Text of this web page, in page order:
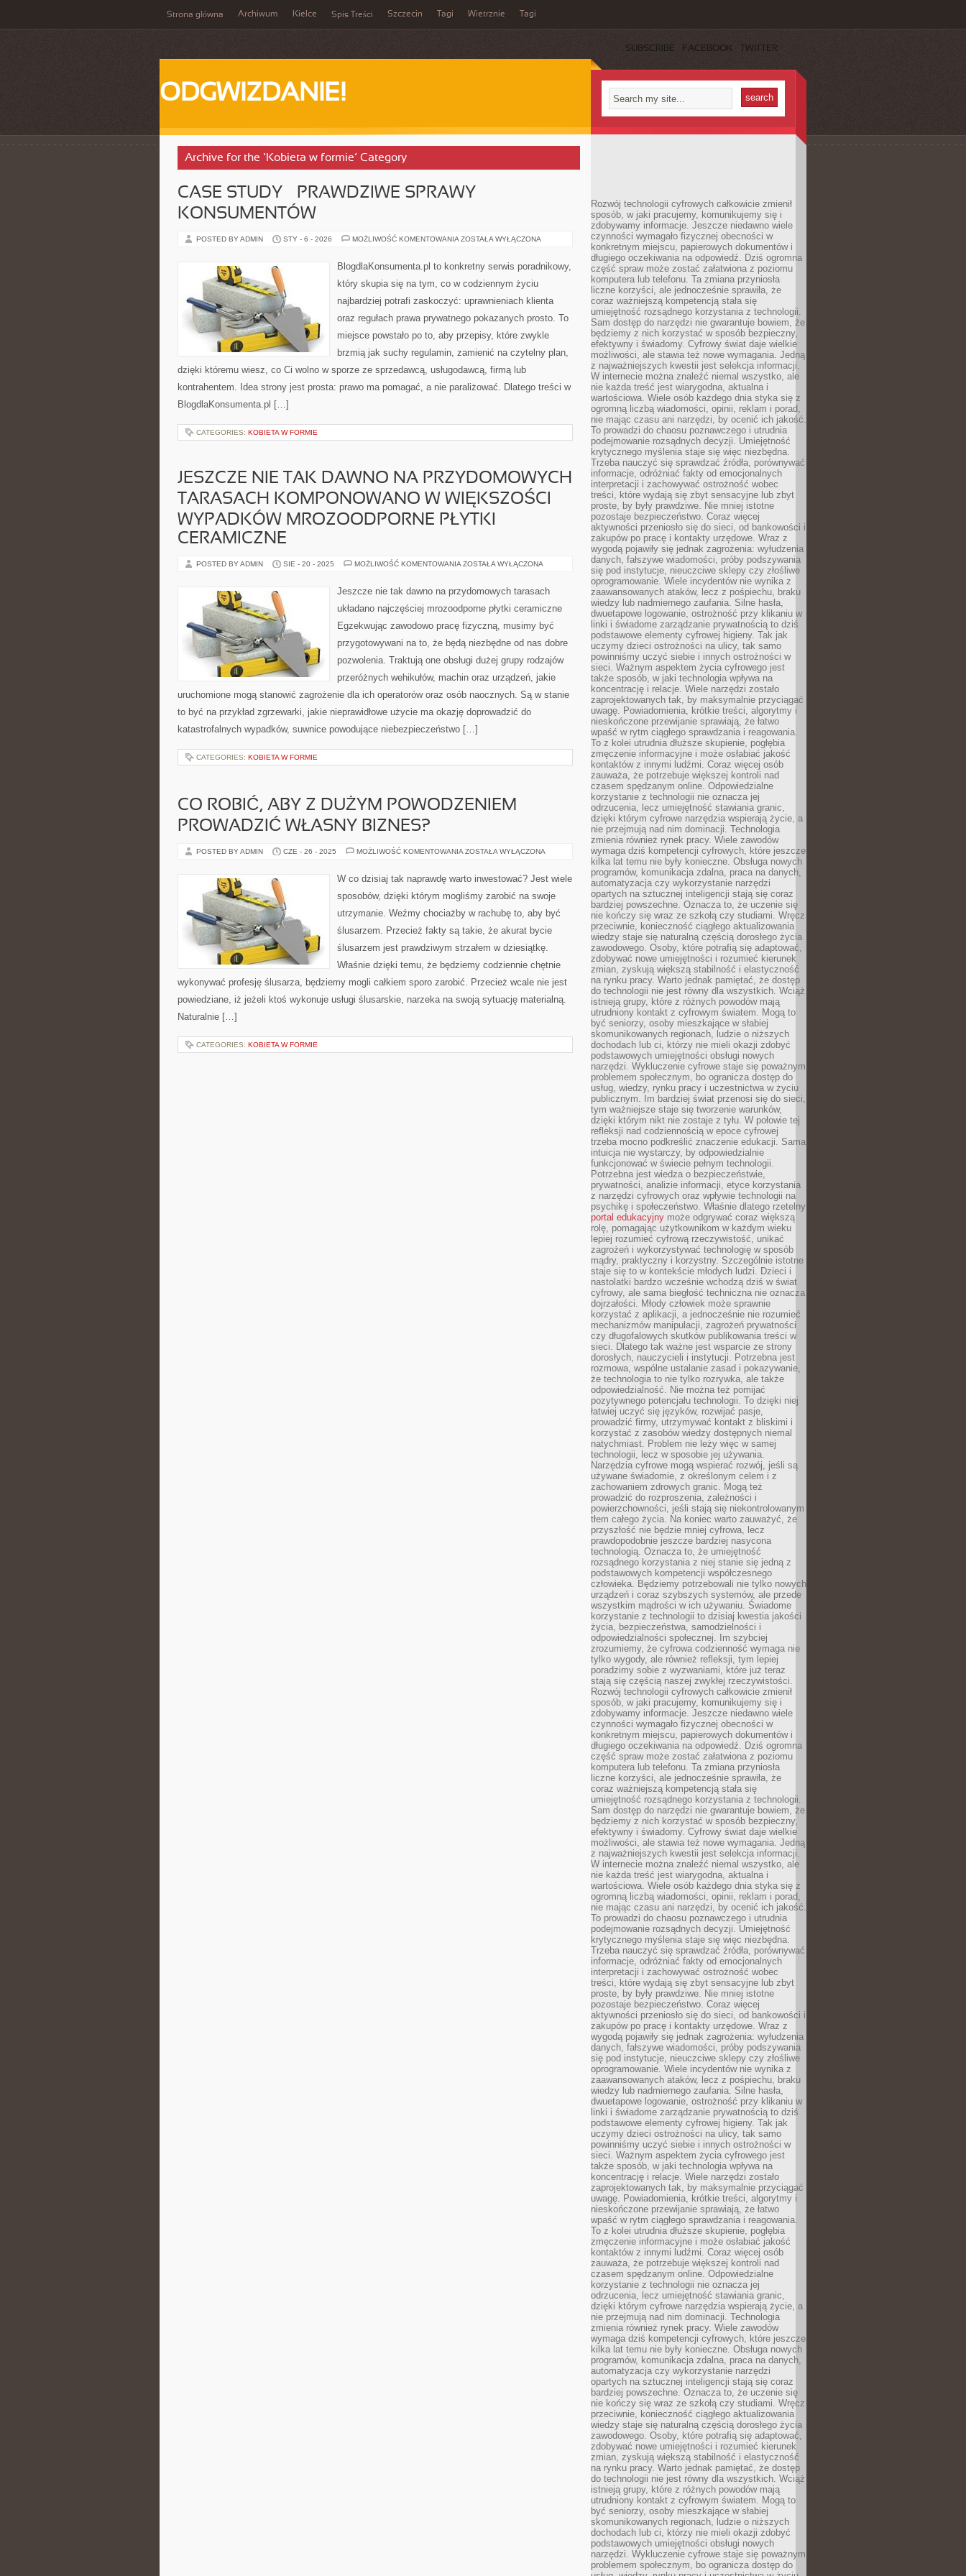
Strona główna Archiwum Kielce Spis Treści Szczecin Tagi Wietrznie Tagi
SUBSCRIBE FACEBOOK TWITTER
ODGWIZDANIE!
Archive for the ‘Kobieta w formie’ Category
CASE STUDY – PRAWDZIWE SPRAWY
KONSUMENTÓW
POSTED BY ADMIN STY - 6 - 2026 MOŻLIWOŚĆ KOMENTOWANIA CASE
PRAWDZIWE
SPRAWY
ZOSTAŁA WYŁĄCZONA
BlogdlaKonsumenta.pl to konkretny serwis poradnikowy,
który skupia się na tym, co w codziennym życiu
najbardziej potrafi zaskoczyć: uprawnieniach klienta
oraz regułach prawa prywatnego pokazanych prosto. To
miejsce powstało po to, aby przepisy, które zwykle
brzmią jak suchy regulamin, zamienić na czytelny plan,
dzięki któremu wiesz, co Ci wolno w sporze ze sprzedawcą, usługodawcą, firmą lub
kontrahentem. Idea strony jest prosta: prawo ma pomagać, a nie paraliżować. Dlatego treści w
BlogdlaKonsumenta.pl […]
CATEGORIES: KOBIETA W FORMIE
JESZCZE NIE TAK DAWNO NA PRZYDOMOWYCH
TARASACH KOMPONOWANO W WIĘKSZOŚCI
WYPADKÓW MROZOODPORNE PŁYTKI
CERAMICZNE
POSTED BY ADMIN SIE - 20 - 2025 MOŻLIWOŚĆ KOMENTOWANIA JESZCZE
DAWNO
NA
TARASACH
W
WYPADKÓW
MROZOODPORNE
PŁYTKI
CERAMICZNE
ZOSTAŁA WYŁĄCZONA
Jeszcze nie tak dawno na przydomowych tarasach
układano najczęściej mrozoodporne płytki ceramiczne
Egzekwując zawodowo pracę fizyczną, musimy być
przygotowywani na to, że będą niezbędne od nas dobre
pozwolenia. Traktują one obsługi dużej grupy rodzajów
przeróżnych wehikułów, machin oraz urządzeń, jakie
uruchomione mogą stanowić zagrożenie dla ich operatorów oraz osób naocznych. Są w stanie
to być na przykład zgrzewarki, jakie nieprawidłowe użycie ma okazję doprowadzić do
katastrofalnych wypadków, suwnice powodujące niebezpieczeństwo […]
CATEGORIES: KOBIETA W FORMIE
CO ROBIĆ, ABY Z DUŻYM POWODZENIEM
PROWADZIĆ WŁASNY BIZNES?
POSTED BY ADMIN CZE - 26 - 2025 MOŻLIWOŚĆ KOMENTOWANIA CO
Z
DUŻYM
PROWADZIĆ
BIZNES?
ZOSTAŁA WYŁĄCZONA
W co dzisiaj tak naprawdę warto inwestować? Jest wiele
sposobów, dzięki którym mogliśmy zarobić na swoje
utrzymanie. Weźmy chociażby w rachubę to, aby być
ślusarzem. Przecież fakty są takie, że akurat bycie
ślusarzem jest prawdziwym strzałem w dziesiątkę.
Właśnie dzięki temu, że będziemy codziennie chętnie
wykonywać profesję ślusarza, będziemy mogli całkiem sporo zarobić. Przecież wcale nie jest
powiedziane, iż jeżeli ktoś wykonuje usługi ślusarskie, narzeka na swoją sytuację materialną.
Naturalnie […]
CATEGORIES: KOBIETA W FORMIE
Rozwój technologii cyfrowych całkowicie zmienił
sposób, w jaki pracujemy, komunikujemy się i
zdobywamy informacje. Jeszcze niedawno wiele
czynności wymagało fizycznej obecności w
konkretnym miejscu, papierowych dokumentów i
długiego oczekiwania na odpowiedź. Dziś ogromna
część spraw może zostać załatwiona z poziomu
komputera lub telefonu. Ta zmiana przyniosła
liczne korzyści, ale jednocześnie sprawiła, że
coraz ważniejszą kompetencją stała się
umiejętność rozsądnego korzystania z technologii.
Sam dostęp do narzędzi nie gwarantuje bowiem, że
będziemy z nich korzystać w sposób bezpieczny,
efektywny i świadomy. Cyfrowy świat daje wielkie
możliwości, ale stawia też nowe wymagania. Jedną
z najważniejszych kwestii jest selekcja informacji.
W internecie można znaleźć niemal wszystko, ale
nie każda treść jest wiarygodna, aktualna i
wartościowa. Wiele osób każdego dnia styka się z
ogromną liczbą wiadomości, opinii, reklam i porad,
nie mając czasu ani narzędzi, by ocenić ich jakość.
To prowadzi do chaosu poznawczego i utrudnia
podejmowanie rozsądnych decyzji. Umiejętność
krytycznego myślenia staje się więc niezbędna.
Trzeba nauczyć się sprawdzać źródła, porównywać
informacje, odróżniać fakty od emocjonalnych
interpretacji i zachowywać ostrożność wobec
treści, które wydają się zbyt sensacyjne lub zbyt
proste, by były prawdziwe. Nie mniej istotne
pozostaje bezpieczeństwo. Coraz więcej
aktywności przeniosło się do sieci, od bankowości i
zakupów po pracę i kontakty urzędowe. Wraz z
wygodą pojawiły się jednak zagrożenia: wyłudzenia
danych, fałszywe wiadomości, próby podszywania
się pod instytucje, nieuczciwe sklepy czy złośliwe
oprogramowanie. Wiele incydentów nie wynika z
zaawansowanych ataków, lecz z pośpiechu, braku
wiedzy lub nadmiernego zaufania. Silne hasła,
dwuetapowe logowanie, ostrożność przy klikaniu w
linki i świadome zarządzanie prywatnością to dziś
podstawowe elementy cyfrowej higieny. Tak jak
uczymy dzieci ostrożności na ulicy, tak samo
powinniśmy uczyć siebie i innych ostrożności w
sieci. Ważnym aspektem życia cyfrowego jest
także sposób, w jaki technologia wpływa na
koncentrację i relacje. Wiele narzędzi zostało
zaprojektowanych tak, by maksymalnie przyciągać
uwagę. Powiadomienia, krótkie treści, algorytmy i
nieskończone przewijanie sprawiają, że łatwo
wpaść w rytm ciągłego sprawdzania i reagowania.
To z kolei utrudnia dłuższe skupienie, pogłębia
zmęczenie informacyjne i może osłabiać jakość
kontaktów z innymi ludźmi. Coraz więcej osób
zauważa, że potrzebuje większej kontroli nad
czasem spędzanym online. Odpowiedzialne
korzystanie z technologii nie oznacza jej
odrzucenia, lecz umiejętność stawiania granic,
dzięki którym cyfrowe narzędzia wspierają życie, a
nie przejmują nad nim dominacji. Technologia
zmienia również rynek pracy. Wiele zawodów
wymaga dziś kompetencji cyfrowych, które jeszcze
kilka lat temu nie były konieczne. Obsługa nowych
programów, komunikacja zdalna, praca na danych,
automatyzacja czy wykorzystanie narzędzi
opartych na sztucznej inteligencji stają się coraz
bardziej powszechne. Oznacza to, że uczenie się
nie kończy się wraz ze szkołą czy studiami. Wręcz
przeciwnie, konieczność ciągłego aktualizowania
wiedzy staje się naturalną częścią dorosłego życia
zawodowego. Osoby, które potrafią się adaptować,
zdobywać nowe umiejętności i rozumieć kierunek
zmian, zyskują większą stabilność i elastyczność
na rynku pracy. Warto jednak pamiętać, że dostęp
do technologii nie jest równy dla wszystkich. Wciąż
istnieją grupy, które z różnych powodów mają
utrudniony kontakt z cyfrowym światem. Mogą to
być seniorzy, osoby mieszkające w słabiej
skomunikowanych regionach, ludzie o niższych
dochodach lub ci, którzy nie mieli okazji zdobyć
podstawowych umiejętności obsługi nowych
narzędzi. Wykluczenie cyfrowe staje się poważnym
problemem społecznym, bo ogranicza dostęp do
usług, wiedzy, rynku pracy i uczestnictwa w życiu
publicznym. Im bardziej świat przenosi się do sieci,
tym ważniejsze staje się tworzenie warunków,
dzięki którym nikt nie zostaje z tyłu. W połowie tej
refleksji nad codziennością w epoce cyfrowej
trzeba mocno podkreślić znaczenie edukacji. Sama
intuicja nie wystarczy, by odpowiedzialnie
funkcjonować w świecie pełnym technologii.
Potrzebna jest wiedza o bezpieczeństwie,
prywatności, analizie informacji, etyce korzystania
z narzędzi cyfrowych oraz wpływie technologii na
psychikę i społeczeństwo. Właśnie dlatego rzetelny
portal edukacyjny może odgrywać coraz większą
rolę, pomagając użytkownikom w każdym wieku
lepiej rozumieć cyfrową rzeczywistość, unikać
zagrożeń i wykorzystywać technologię w sposób
mądry, praktyczny i korzystny. Szczególnie istotne
staje się to w kontekście młodych ludzi. Dzieci i
nastolatki bardzo wcześnie wchodzą dziś w świat
cyfrowy, ale sama biegłość techniczna nie oznacza
dojrzałości. Młody człowiek może sprawnie
korzystać z aplikacji, a jednocześnie nie rozumieć
mechanizmów manipulacji, zagrożeń prywatności
czy długofalowych skutków publikowania treści w
sieci. Dlatego tak ważne jest wsparcie ze strony
dorosłych, nauczycieli i instytucji. Potrzebna jest
rozmowa, wspólne ustalanie zasad i pokazywanie,
że technologia to nie tylko rozrywka, ale także
odpowiedzialność. Nie można też pomijać
pozytywnego potencjału technologii. To dzięki niej
łatwiej uczyć się języków, rozwijać pasje,
prowadzić firmy, utrzymywać kontakt z bliskimi i
korzystać z zasobów wiedzy dostępnych niemal
natychmiast. Problem nie leży więc w samej
technologii, lecz w sposobie jej używania.
Narzędzia cyfrowe mogą wspierać rozwój, jeśli są
używane świadomie, z określonym celem i z
zachowaniem zdrowych granic. Mogą też
prowadzić do rozproszenia, zależności i
powierzchowności, jeśli stają się niekontrolowanym
tłem całego życia. Na koniec warto zauważyć, że
przyszłość nie będzie mniej cyfrowa, lecz
prawdopodobnie jeszcze bardziej nasycona
technologią. Oznacza to, że umiejętność
rozsądnego korzystania z niej stanie się jedną z
podstawowych kompetencji współczesnego
człowieka. Będziemy potrzebowali nie tylko nowych
urządzeń i coraz szybszych systemów, ale przede
wszystkim mądrości w ich używaniu. Świadome
korzystanie z technologii to dzisiaj kwestia jakości
życia, bezpieczeństwa, samodzielności i
odpowiedzialności społecznej. Im szybciej
zrozumiemy, że cyfrowa codzienność wymaga nie
tylko wygody, ale również refleksji, tym lepiej
poradzimy sobie z wyzwaniami, które już teraz
stają się częścią naszej zwykłej rzeczywistości.
Rozwój technologii cyfrowych całkowicie zmienił
sposób, w jaki pracujemy, komunikujemy się i
zdobywamy informacje. Jeszcze niedawno wiele
czynności wymagało fizycznej obecności w
konkretnym miejscu, papierowych dokumentów i
długiego oczekiwania na odpowiedź. Dziś ogromna
część spraw może zostać załatwiona z poziomu
komputera lub telefonu. Ta zmiana przyniosła
liczne korzyści, ale jednocześnie sprawiła, że
coraz ważniejszą kompetencją stała się
umiejętność rozsądnego korzystania z technologii.
Sam dostęp do narzędzi nie gwarantuje bowiem, że
będziemy z nich korzystać w sposób bezpieczny,
efektywny i świadomy. Cyfrowy świat daje wielkie
możliwości, ale stawia też nowe wymagania. Jedną
z najważniejszych kwestii jest selekcja informacji.
W internecie można znaleźć niemal wszystko, ale
nie każda treść jest wiarygodna, aktualna i
wartościowa. Wiele osób każdego dnia styka się z
ogromną liczbą wiadomości, opinii, reklam i porad,
nie mając czasu ani narzędzi, by ocenić ich jakość.
To prowadzi do chaosu poznawczego i utrudnia
podejmowanie rozsądnych decyzji. Umiejętność
krytycznego myślenia staje się więc niezbędna.
Trzeba nauczyć się sprawdzać źródła, porównywać
informacje, odróżniać fakty od emocjonalnych
interpretacji i zachowywać ostrożność wobec
treści, które wydają się zbyt sensacyjne lub zbyt
proste, by były prawdziwe. Nie mniej istotne
pozostaje bezpieczeństwo. Coraz więcej
aktywności przeniosło się do sieci, od bankowości i
zakupów po pracę i kontakty urzędowe. Wraz z
wygodą pojawiły się jednak zagrożenia: wyłudzenia
danych, fałszywe wiadomości, próby podszywania
się pod instytucje, nieuczciwe sklepy czy złośliwe
oprogramowanie. Wiele incydentów nie wynika z
zaawansowanych ataków, lecz z pośpiechu, braku
wiedzy lub nadmiernego zaufania. Silne hasła,
dwuetapowe logowanie, ostrożność przy klikaniu w
linki i świadome zarządzanie prywatnością to dziś
podstawowe elementy cyfrowej higieny. Tak jak
uczymy dzieci ostrożności na ulicy, tak samo
powinniśmy uczyć siebie i innych ostrożności w
sieci. Ważnym aspektem życia cyfrowego jest
także sposób, w jaki technologia wpływa na
koncentrację i relacje. Wiele narzędzi zostało
zaprojektowanych tak, by maksymalnie przyciągać
uwagę. Powiadomienia, krótkie treści, algorytmy i
nieskończone przewijanie sprawiają, że łatwo
wpaść w rytm ciągłego sprawdzania i reagowania.
To z kolei utrudnia dłuższe skupienie, pogłębia
zmęczenie informacyjne i może osłabiać jakość
kontaktów z innymi ludźmi. Coraz więcej osób
zauważa, że potrzebuje większej kontroli nad
czasem spędzanym online. Odpowiedzialne
korzystanie z technologii nie oznacza jej
odrzucenia, lecz umiejętność stawiania granic,
dzięki którym cyfrowe narzędzia wspierają życie, a
nie przejmują nad nim dominacji. Technologia
zmienia również rynek pracy. Wiele zawodów
wymaga dziś kompetencji cyfrowych, które jeszcze
kilka lat temu nie były konieczne. Obsługa nowych
programów, komunikacja zdalna, praca na danych,
automatyzacja czy wykorzystanie narzędzi
opartych na sztucznej inteligencji stają się coraz
bardziej powszechne. Oznacza to, że uczenie się
nie kończy się wraz ze szkołą czy studiami. Wręcz
przeciwnie, konieczność ciągłego aktualizowania
wiedzy staje się naturalną częścią dorosłego życia
zawodowego. Osoby, które potrafią się adaptować,
zdobywać nowe umiejętności i rozumieć kierunek
zmian, zyskują większą stabilność i elastyczność
na rynku pracy. Warto jednak pamiętać, że dostęp
do technologii nie jest równy dla wszystkich. Wciąż
istnieją grupy, które z różnych powodów mają
utrudniony kontakt z cyfrowym światem. Mogą to
być seniorzy, osoby mieszkające w słabiej
skomunikowanych regionach, ludzie o niższych
dochodach lub ci, którzy nie mieli okazji zdobyć
podstawowych umiejętności obsługi nowych
narzędzi. Wykluczenie cyfrowe staje się poważnym
problemem społecznym, bo ogranicza dostęp do